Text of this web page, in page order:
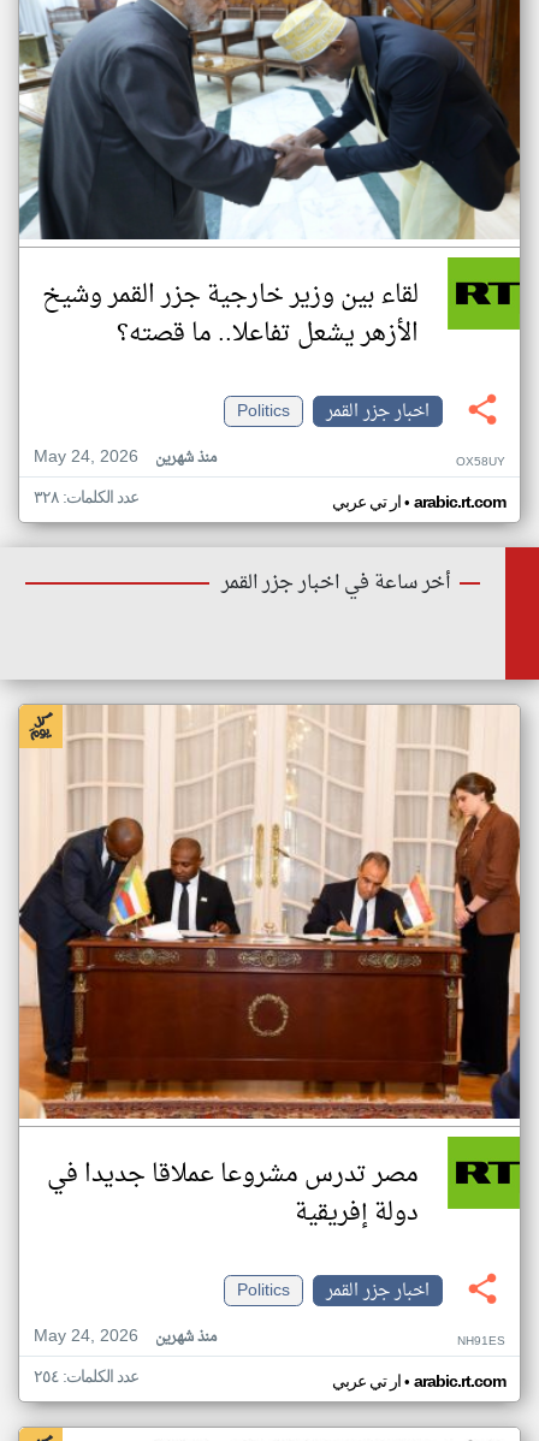
لقاء بين وزير خارجية جزر القمر وشيخ
الأزهر يشعل تفاعلا.. ما قصته؟
اخبار جزر القمر
Politics
May 24, 2026
منذ شهرين OX58UY
ار تي عربي• arabic.rt.com عدد الكلمات: ٣٢٨
أخر ساعة في اخبار جزر القمر
مصر تدرس مشروعا عملاقا جديدا في
دولة إفريقية
اخبار جزر القمر
Politics
May 24, 2026
منذ شهرين NH91ES
ار تي عربي• arabic.rt.com عدد الكلمات: ٢٥٤